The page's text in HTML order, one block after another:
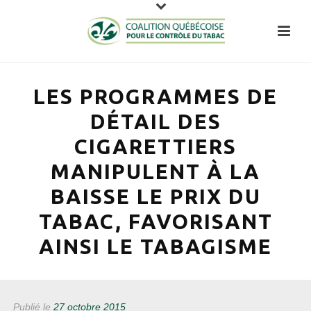
LES PROGRAMMES DE
DÉTAIL DES
CIGARETTIERS
MANIPULENT À LA
BAISSE LE PRIX DU
TABAC, FAVORISANT
AINSI LE TABAGISME
Publié le 27 octobre 2015